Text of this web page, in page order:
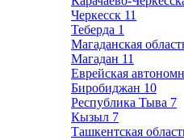
Черкесск 11
Теберда 1
Магаданская
Магадан 11
Еврейская
Биробиджан 10
Республика Тыва 7
Кызыл 7
Ташкентская